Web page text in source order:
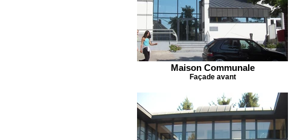
Maison Communale
Façade avant